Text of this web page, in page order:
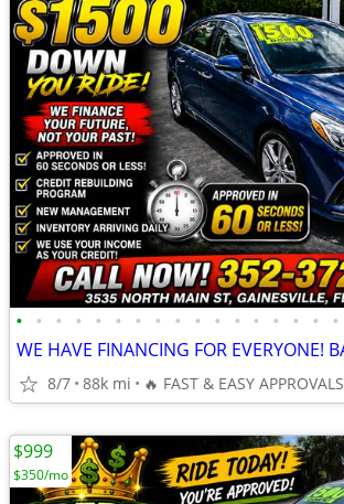
• • • • • • • • • • • • • • • • •
8/7 88k mi 🔥 FAST & EASY APPROVALS
$999
$350/mo